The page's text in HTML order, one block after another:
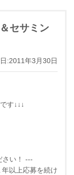
セサミン
:2011年3月30日
す↓↓↓
さい！ ---
以上応募を続け